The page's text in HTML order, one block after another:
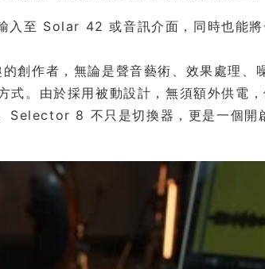
入至 Solar 42 或音訊介面，同時也能
作者，無論是聲音藝術、效果處理、
式。由於採用被動設計，無須額外供電
8 不只是切換器，更是一個開